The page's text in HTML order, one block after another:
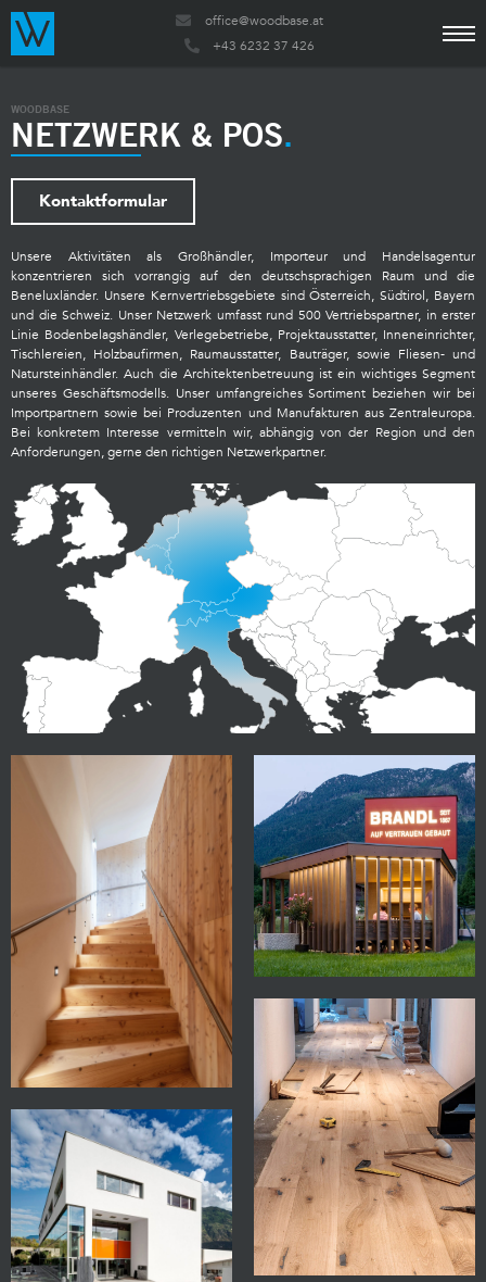
office@woodbase.at
+43 6232 37 426
WOODBASE
NETZWERK & POS
Kontaktformular
Unsere Aktivitäten als Großhändler, Importeur und Handelsagentur
konzentrieren sich vorrangig auf den deutschsprachigen Raum und die
Beneluxländer. Unsere Kernvertriebsgebiete sind Österreich, Südtirol, Bayern
und die Schweiz. Unser Netzwerk umfasst rund 500 Vertriebspartner, in erster
Linie Bodenbelagshändler, Verlegebetriebe, Projektausstatter, Inneneinrichter,
Tischlereien, Holzbaufirmen, Raumausstatter, Bauträger, sowie Fliesen- und
Natursteinhändler. Auch die Architektenbetreuung ist ein wichtiges Segment
unseres Geschäftsmodells. Unser umfangreiches Sortiment beziehen wir bei
Importpartnern sowie bei Produzenten und Manufakturen aus Zentraleuropa.
Bei konkretem Interesse vermitteln wir, abhängig von der Region und den
Anforderungen, gerne den richtigen Netzwerkpartner.